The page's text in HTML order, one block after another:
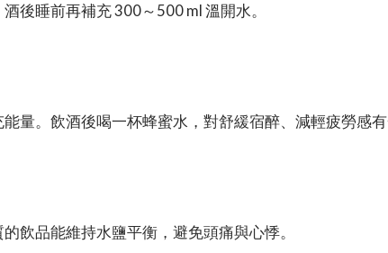
後睡前再補充 300～500 ml 溫開水。
量。飲酒後喝一杯蜂蜜水，對舒緩宿醉、減輕疲勞感
飲品能維持水鹽平衡，避免頭痛與心悸。